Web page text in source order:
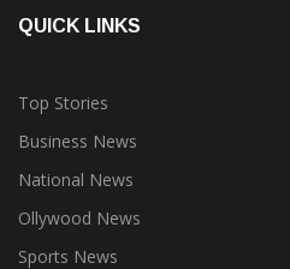
QUICK LINKS
Top Stories
Business News
National News
Ollywood News
Sports News